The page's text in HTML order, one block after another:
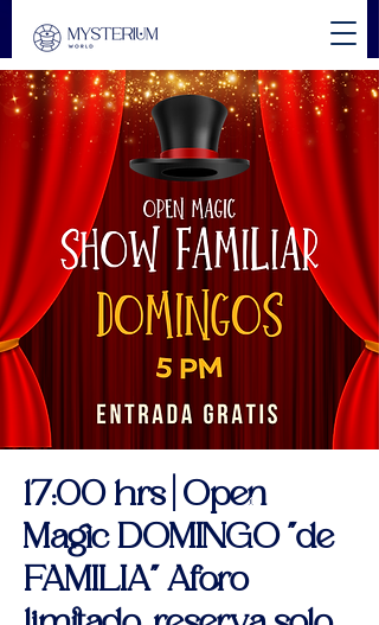
17:00 hrs | Open
Magic DOMINGO "de
FAMILIA" Aforo